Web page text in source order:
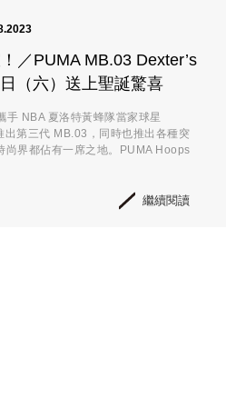
／PUMA MB.03 Dexter’s
（六）送上聖誕驚喜
NBA 夏洛特黃蜂隊當家球星
第三代 MB.03，同時也推出各種突
尚界都佔有一席之地。PUMA Hoops
繼續閱讀